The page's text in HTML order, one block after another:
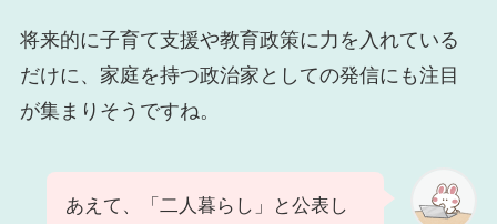
将来的に子育て支援や教育政策に力を入れている
だけに、家庭を持つ政治家としての発信にも注目
が集まりそうですね。
あえて、「二人暮らし」と公表し